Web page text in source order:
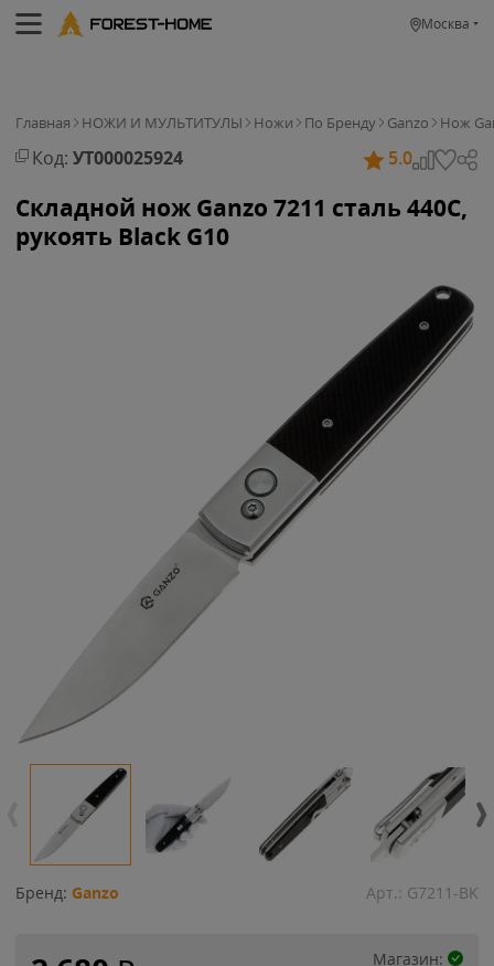
Москва
Главная НОЖИ И МУЛЬТИТУЛЫ Ножи По Бренду Ganzo Нож
Код: УТ000025924 5.0
Складной нож Ganzo 7211 cталь 440C,
рукоять Black G10
Бренд: Ganzo Арт.: G7211-BK
Магазин: